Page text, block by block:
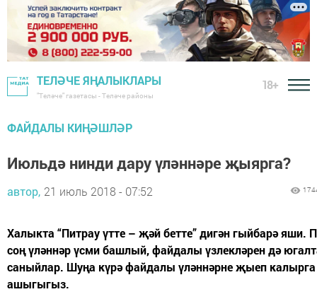
ТЕЛӘЧЕ ЯҢАЛЫКЛАРЫ
"Теләче" газетасы - Теләче районы
18+
ФАЙДАЛЫ КИҢӘШЛӘР
Июльдә нинди дару үләннәре җыярга?
автор, 21 июль 2018 - 07:52
Халыкта “Питрау үтте – җәй бетте” дигән гыйбарә яши.
соң үләннәр үсми башлый, файдалы үзлекләрен дә
саныйлар. Шуңа күрә файдалы үләннәрне җыеп калырга
ашыгыгыз.